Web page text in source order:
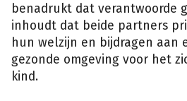
benadrukt dat verantwoorde
inhoudt dat beide partners
hun welzijn en bijdragen aan
gezonde omgeving voor het
kind.